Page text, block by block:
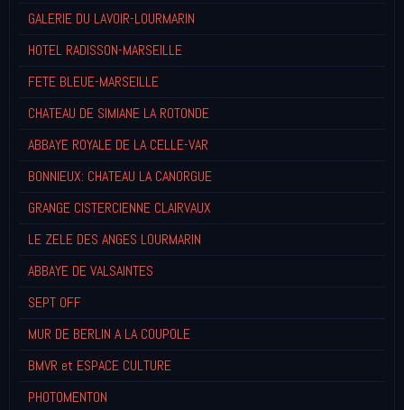
GALERIE DU LAVOIR-LOURMARIN
HOTEL RADISSON-MARSEILLE
FETE BLEUE-MARSEILLE
CHATEAU DE SIMIANE LA ROTONDE
ABBAYE ROYALE DE LA CELLE-VAR
BONNIEUX: CHATEAU LA CANORGUE
GRANGE CISTERCIENNE CLAIRVAUX
LE ZELE DES ANGES LOURMARIN
ABBAYE DE VALSAINTES
SEPT OFF
MUR DE BERLIN A LA COUPOLE
BMVR et ESPACE CULTURE
PHOTOMENTON